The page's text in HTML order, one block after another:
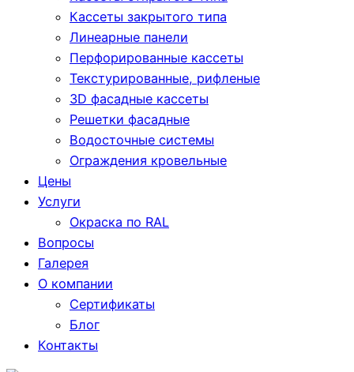
Кассеты закрытого типа
Линеарные панели
Перфорированные кассеты
Текстурированные, рифленые
3D фасадные кассеты
Решетки фасадные
Водосточные системы
Ограждения кровельные
Цены
Услуги
Окраска по RAL
Вопросы
Галерея
О компании
Сертификаты
Блог
Контакты